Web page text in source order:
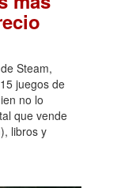
Steam,
juegos de
no lo
que vende
libros y